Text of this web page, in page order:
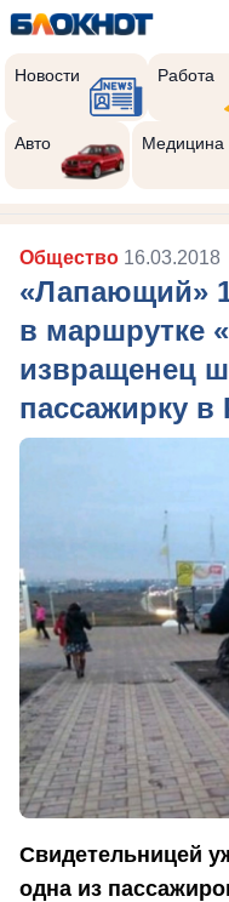
Новости Работа
Авто Медицина
Общество 16.03.2018
«Лапающий»
в маршрутке
извращенец
пассажирку в
Свидетельницей
одна из